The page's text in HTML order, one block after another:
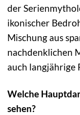
der
ikonischer
Mischung aus
nachdenklichen
auch langjährige
Welche
sehen?